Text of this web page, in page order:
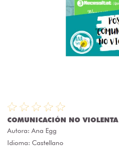
COMUNICACIÓN NO VIOLENTA
Autora: Ana Egg
Idioma: Castellano